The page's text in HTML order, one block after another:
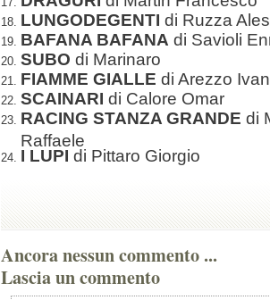
LUNGODEGENTI di Ruzza
BAFANA BAFANA di Savioli
SUBO di Marinaro
FIAMME GIALLE di Arezzo Ivan
SCAINARI di Calore Omar
RACING STANZA GRANDE di
Raffaele
I LUPI di Pittaro Giorgio
Ancora nessun commento ...
Lascia un commento